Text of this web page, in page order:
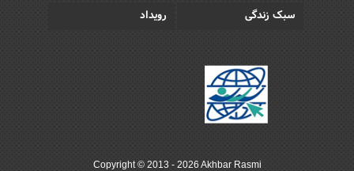
سبک زندگی
رویداد
Copyright © 2013 - 2026 Akhbar Rasmi